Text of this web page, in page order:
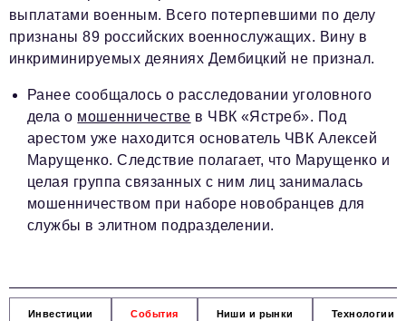
выплатами военным. Всего потерпевшими по делу
признаны 89 российских военнослужащих. Вину в
инкриминируемых деяниях Дембицкий не признал.
Ранее сообщалось о расследовании уголовного
дела о мошенничестве в ЧВК «Ястреб». Под
арестом уже находится основатель ЧВК Алексей
Марущенко. Следствие полагает, что Марущенко и
целая группа связанных с ним лиц занималась
мошенничеством при наборе новобранцев для
службы в элитном подразделении.
Инвестиции События Ниши и рынки Технологии